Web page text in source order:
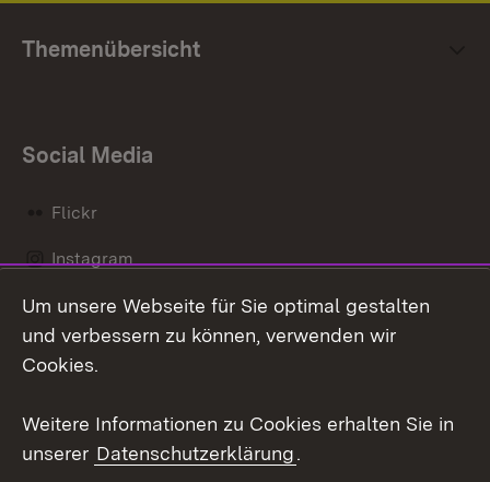
Themenübersicht
Social Media
Flickr
Instagram
Social Wall
Um unsere Webseite für Sie optimal gestalten
und verbessern zu können, verwenden wir
Cookies.
Weitere Informationen zu Cookies erhalten Sie in
unserer Datenschutzerklärung.